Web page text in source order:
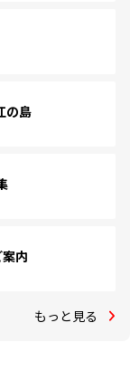
の島
内
もっと見る